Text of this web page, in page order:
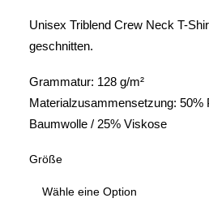
Unisex Triblend Crew Neck T-
geschnitten.
Grammatur: 128 g/m²
Materialzusammensetzung: 50%
Baumwolle / 25% Viskose
Größe